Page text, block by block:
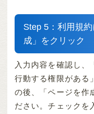
Step 5：利用規
成」をクリック
入力内容を確認し、
行動する権限がある
の後、「ページを作
ださい。チェックを